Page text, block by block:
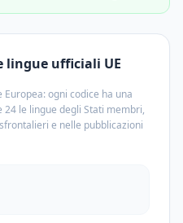
lingue ufficiali UE
ogni codice ha una
le lingue degli Stati membri,
e nelle pubblicazioni